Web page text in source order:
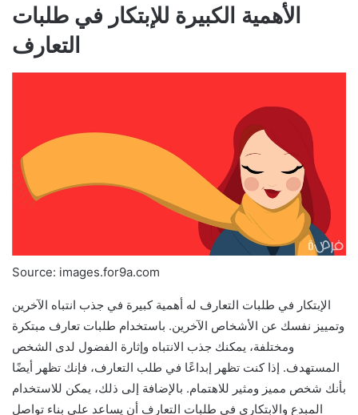
الأهمية الكبيرة للإبتكار في طلبات
التعارف
Source: images.for9a.com
الإبتكار في طلبات التعارف له أهمية كبيرة في جذب انتباه الآخرين
وتمييز نفسك عن الأشخاص الآخرين. باستخدام طلبات تعارف مبتكرة
ومختلفة، يمكنك جذب الانتباه وإثارة الفضول لدى الشخص
المستهدف. إذا كنت تظهر إبداعًا في طلب التعارف، فإنك تظهر أيضًا
بأنك شخص مميز ومثير للاهتمام. بالإضافة إلى ذلك، يمكن للاستخدام
المبدع والابتكاري في طلبات التعارف أن يساعد على بناء تواصل